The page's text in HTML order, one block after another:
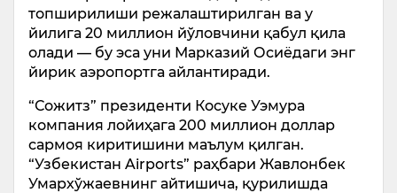
топширилиши режалаштирилган ва у
йилига 20 миллион йўловчини қабул қила
олади — бу эса уни Марказий Осиёдаги энг
йирик аэропортга айлантиради.
“Сожитз” президенти Косуке Уэмура
компания лойиҳага 200 миллион доллар
сармоя киритишини маълум қилган.
“Узбекистан Airports” раҳбари Жавлонбек
Умархўжаевнинг айтишича, қурилишда